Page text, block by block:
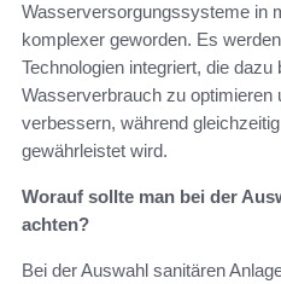
Wasserversorgungssysteme in
komplexer geworden. Es
Technologien integriert, die dazu
Wasserverbrauch zu optimieren
verbessern, während
gewährleistet wird.
Worauf sollte man bei der
achten?
Bei der Auswahl sanitären